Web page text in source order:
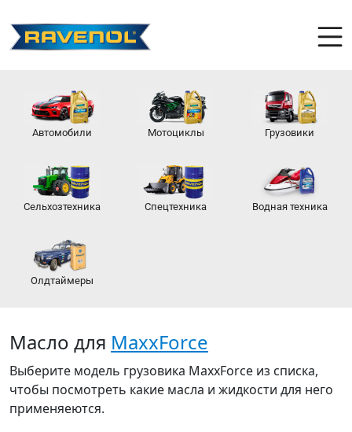
Автомобили Мотоциклы Грузовики
Сельхозтехника Спецтехника Водная техника
Олдтаймеры
Масло для MaxxForce
Выберите модель грузовика MaxxForce из списка,
чтобы посмотреть какие масла и жидкости для него
применяеются.